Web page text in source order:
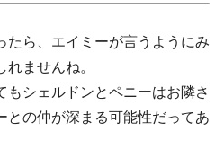
たら、エイミーが言うようにみ
ませんね。
もシェルドンとペニーはお隣さ
との仲が深まる可能性だってあ